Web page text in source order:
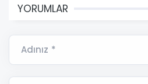
YORUMLAR
Adınız *